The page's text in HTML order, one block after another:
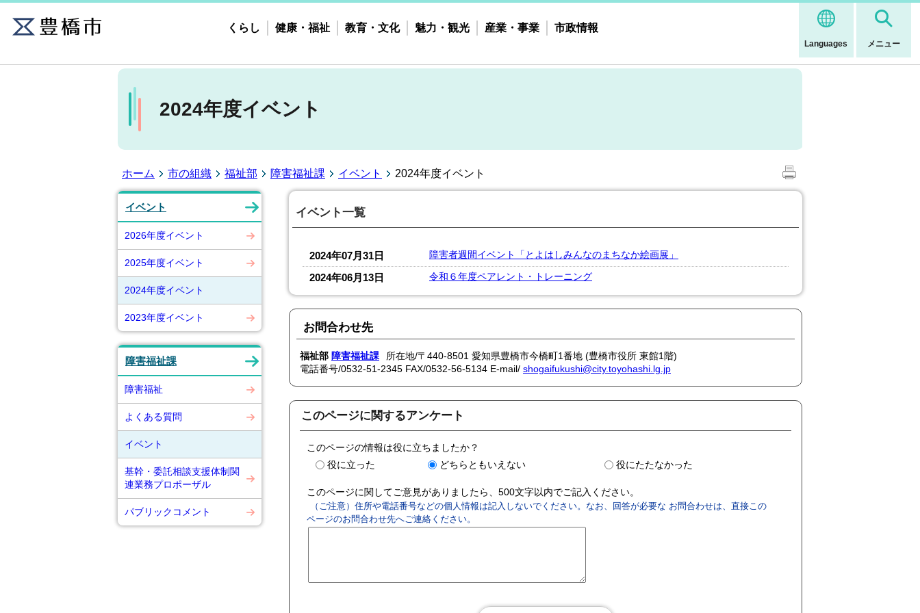
Languages メニュー
くらし 健康・福祉 教育・文化 魅力・観光 産業・事業 市政情報
2024年度イベント
ホーム 市の組織 福祉部 障害福祉課 イベント 2024年度イベント
イベント
2026年度イベント
2025年度イベント
2024年度イベント
2023年度イベント
障害福祉課
障害福祉
よくある質問
イベント
基幹・委託相談支援体制関
連業務プロポーザル
パブリックコメント
イベント一覧
2024年07月31日 障害者週間イベント「とよはしみんなのまちなか絵画展」
2024年06月13日 令和６年度ペアレント・トレーニング
お問合わせ先
福祉部 障害福祉課
所在地/〒440-8501 愛知県豊橋市今橋町1番地 (豊橋市役所 東館1階)
電話番号/0532-51-2345 FAX/0532-56-5134 E-mail/ shogaifukushi@city.toyohashi.lg.jp
このページに関するアンケート
このページの情報は役に立ちましたか？
役に立った
どちらともいえない 役にたたなかった
このページに関してご意見がありましたら、500文字以内でご記入ください。
（ご注意）住所や電話番号などの個人情報は記入しないでください。なお、回答が必要な お問合わせは、直接この
ページのお問合わせ先へご連絡ください。